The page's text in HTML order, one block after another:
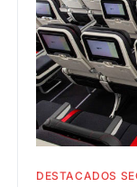
DESTACADOS